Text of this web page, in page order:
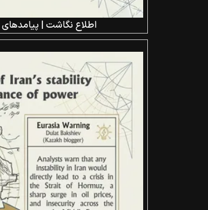
اطلاع نگاشت | پیامد‌های